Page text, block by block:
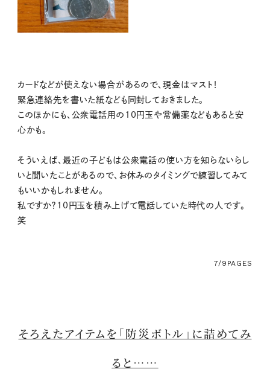
カードなどが使えない場合があるので、現金はマスト！
緊急連絡先を書いた紙なども同封しておきました。
このほかにも、公衆電話用の10円玉や常備薬などもあると安
心かも。
そういえば、最近の子どもは公衆電話の使い方を知らないらし
いと聞いたことがあるので、お休みのタイミングで練習してみて
もいいかもしれません。
私ですか？10円玉を積み上げて電話していた時代の人です。
笑
7/9 PAGES
そろえたアイテムを「防災ボトル」に詰めてみ
ると……